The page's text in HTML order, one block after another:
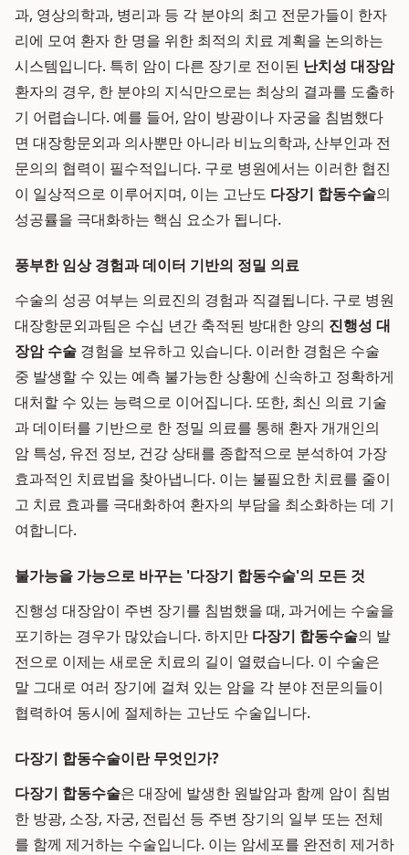
과, 영상의학과, 병리과 등 각 분야의 최고 전문가들이 한자
리에 모여 환자 한 명을 위한 최적의 치료 계획을 논의하는
시스템입니다. 특히 암이 다른 장기로 전이된 난치성 대장암
환자의 경우, 한 분야의 지식만으로는 최상의 결과를 도출하
기 어렵습니다. 예를 들어, 암이 방광이나 자궁을 침범했다
면 대장항문외과 의사뿐만 아니라 비뇨의학과, 산부인과 전
문의의 협력이 필수적입니다. 구로 병원에서는 이러한 협진
이 일상적으로 이루어지며, 이는 고난도 다장기 합동수술의
성공률을 극대화하는 핵심 요소가 됩니다.
풍부한 임상 경험과 데이터 기반의 정밀 의료
수술의 성공 여부는 의료진의 경험과 직결됩니다. 구로 병원
대장항문외과팀은 수십 년간 축적된 방대한 양의 진행성 대
장암 수술 경험을 보유하고 있습니다. 이러한 경험은 수술
중 발생할 수 있는 예측 불가능한 상황에 신속하고 정확하게
대처할 수 있는 능력으로 이어집니다. 또한, 최신 의료 기술
과 데이터를 기반으로 한 정밀 의료를 통해 환자 개개인의
암 특성, 유전 정보, 건강 상태를 종합적으로 분석하여 가장
효과적인 치료법을 찾아냅니다. 이는 불필요한 치료를 줄이
고 치료 효과를 극대화하여 환자의 부담을 최소화하는 데 기
여합니다.
불가능을 가능으로 바꾸는 '다장기 합동수술'의 모든 것
진행성 대장암이 주변 장기를 침범했을 때, 과거에는 수술을
포기하는 경우가 많았습니다. 하지만 다장기 합동수술의 발
전으로 이제는 새로운 치료의 길이 열렸습니다. 이 수술은
말 그대로 여러 장기에 걸쳐 있는 암을 각 분야 전문의들이
협력하여 동시에 절제하는 고난도 수술입니다.
다장기 합동수술이란 무엇인가?
다장기 합동수술은 대장에 발생한 원발암과 함께 암이 침범
한 방광, 소장, 자궁, 전립선 등 주변 장기의 일부 또는 전체
를 함께 제거하는 수술입니다. 이는 암세포를 완전히 제거하